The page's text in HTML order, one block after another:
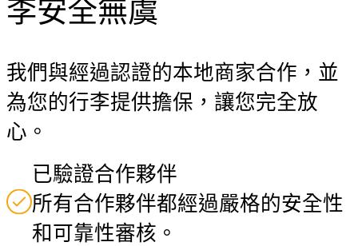
李安全無虞
我們與經過認證的本地商家合作，並
為您的行李提供擔保，讓您完全放
心。
已驗證合作夥伴
所有合作夥伴都經過嚴格的安全性
和可靠性審核。